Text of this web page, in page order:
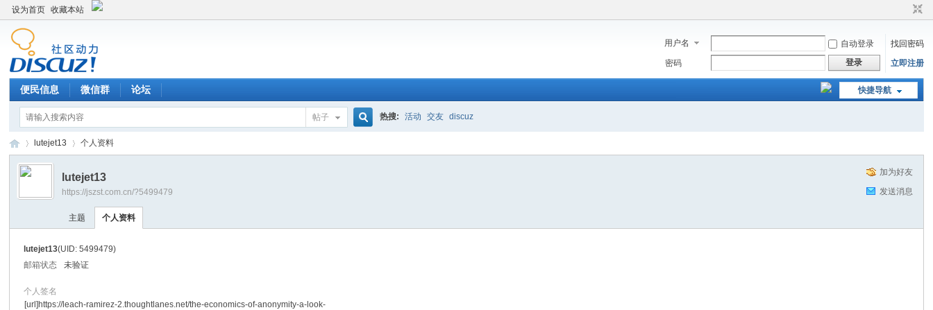
设为首页 收藏本站
用户名 自动登录
找回密码
密码
登录 立即注册
快捷导航
便民信息 微信群 论坛
帖子 热搜: 活动 交友 discuz
›
lutejet13 个人资料
加为好友
发送消息
lutejet13
https://jszst.com.cn/?5499479
主题 个人资料
lutejet13(UID: 5499479)
邮箱状态
未验证
个人签名
[url]https://leach-ramirez-2.thoughtlanes.net/the-economics-of-anonymity-a-look-